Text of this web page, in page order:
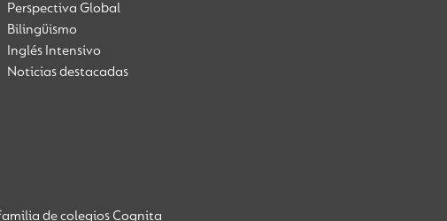
Perspectiva Global
Bilingüismo
Inglés Intensivo
Noticias destacadas
de colegios Cognita